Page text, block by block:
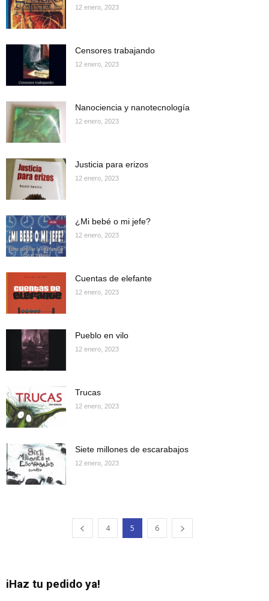
12 enero, 2023
Censores trabajando
12 enero, 2023
Nanociencia y nanotecnología
12 enero, 2023
Justicia para erizos
12 enero, 2023
¿Mi bebé o mi jefe?
12 enero, 2023
Cuentas de elefante
12 enero, 2023
Pueblo en vilo
12 enero, 2023
Trucas
12 enero, 2023
Siete millones de escarabajos
12 enero, 2023
4 5 6
iHaz tu pedido ya!